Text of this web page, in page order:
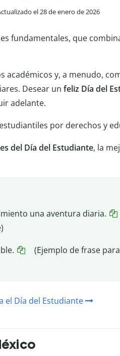
el 28 de enero de 2026
fundamentales, que
académicos y, a menudo,
Desear un feliz Día del
adelante.
por derechos y
del Día del Estudiante, la
una aventura diaria.
(Ejemplo de frase
el Día del Estudiante